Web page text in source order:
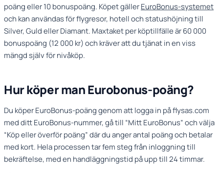
poäng eller 10 bonuspoäng. Köpet gällerEuroBonus-systemet
och kan användas för flygresor, hotell och statushöjning till
Silver, Guld eller Diamant. Maxtaket per köptillfälle är 60 000
bonuspoäng (12 000 kr) och kräver att du tjänat in en viss
mängd själv för nivåköp.
Hur köper man Eurobonus-poäng?
Du köper EuroBonus-poäng genom att logga in på flysas.com
med ditt EuroBonus-nummer, gå till “Mitt EuroBonus” och välja
“Köp eller överför poäng” där du anger antal poäng och betalar
med kort. Hela processen tar fem steg från inloggning till
bekräftelse, med en handläggningstid på upp till 24 timmar.